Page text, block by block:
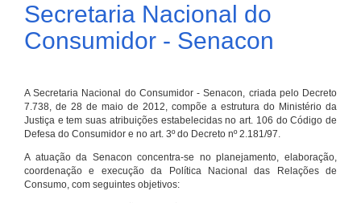
Secretaria Nacional do
Consumidor - Senacon
A Secretaria Nacional do Consumidor - Senacon, criada pelo Decreto
7.738, de 28 de maio de 2012, compõe a estrutura do Ministério da
Justiça e tem suas atribuições estabelecidas no art. 106 do Código de
Defesa do Consumidor e no art. 3º do Decreto nº 2.181/97.
A atuação da Senacon concentra-se no planejamento, elaboração,
coordenação e execução da Política Nacional das Relações de
Consumo, com seguintes objetivos: